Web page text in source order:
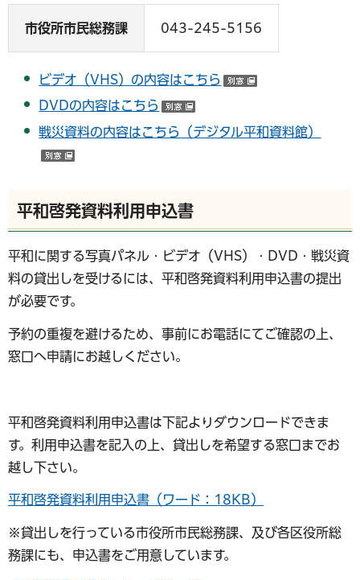
市役所市民総務課 043-245-5156
ビデオ（VHS）の内容はこちら
DVDの内容はこちら
戦災資料の内容はこちら（デジタル平和資料館）
平和啓発資料利用申込書
平和に関する写真パネル・ビデオ（VHS）・DVD・戦災資
料の貸出しを受けるには、平和啓発資料利用申込書の提出
が必要です。
予約の重複を避けるため、事前にお電話にてご確認の上、
窓口へ申請にお越しください。
平和啓発資料利用申込書は下記よりダウンロードできま
す。利用申込書を記入の上、貸出しを希望する窓口までお
越し下さい。
平和啓発資料利用申込書（ワード：18KB）
※貸出しを行っている市役所市民総務課、及び各区役所総
務課にも、申込書をご用意しています。